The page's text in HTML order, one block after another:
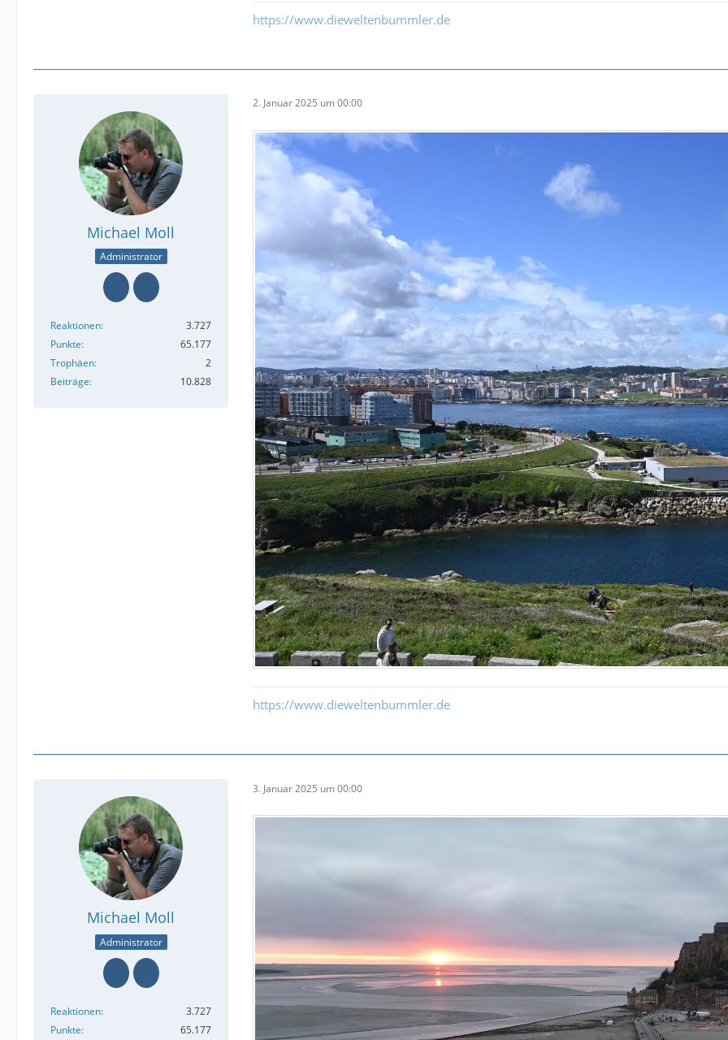
https://www.dieweltenbummler.de
Michael Moll
Administrator
Reaktionen
3.727
Punkte
65.177
Trophäen
2
Beiträge
10.828
2. Januar 2025 um 00:00
https://www.dieweltenbummler.de
Michael Moll
Administrator
Reaktionen
3.727
Punkte
65.177
3. Januar 2025 um 00:00